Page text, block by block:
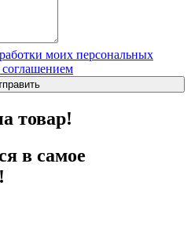
моих персональных
товар!
в самое